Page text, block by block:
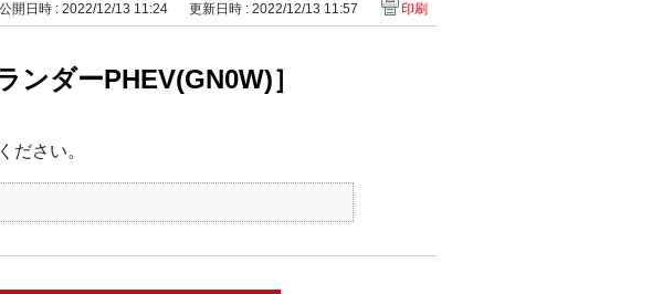
公開日時 : 2022/12/13 11:24 更新日時 : 2022/12/13 11:57 印刷
ダーPHEV(GN0W)］
ださい。